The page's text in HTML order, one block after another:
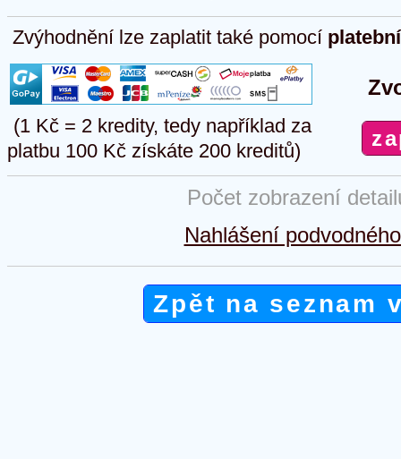
Zvýhodnění lze zaplatit také pomocí
(1 Kč = 2 kredity, tedy například za
platbu 100 Kč získáte 200 kreditů)
Počet zobrazení
Nahlášení
Zpět na seznam